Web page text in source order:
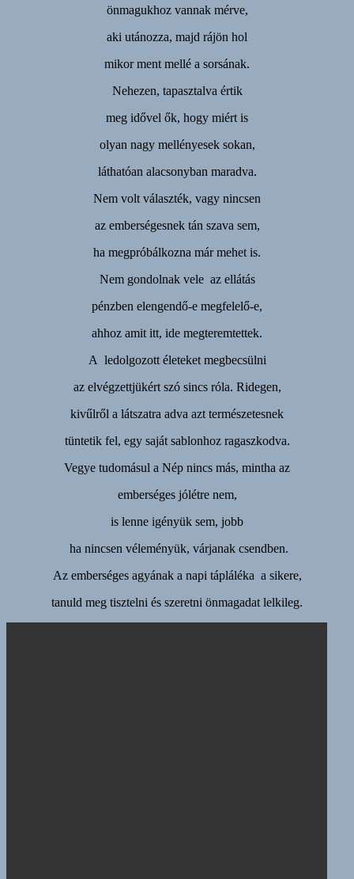
önmagukhoz vannak mérve,
aki utánozza, majd rájön hol
mikor ment mellé a sorsának.
Nehezen, tapasztalva értik
meg idővel ők, hogy miért is
olyan nagy mellényesek sokan,
láthatóan alacsonyban maradva.
Nem volt választék, vagy nincsen
az emberségesnek tán szava sem,
ha megpróbálkozna már mehet is.
Nem gondolnak vele az ellátás
pénzben elengendő-e megfelelő-e,
ahhoz amit itt, ide megteremtettek.
A ledolgozott életeket megbecsülni
az elvégzettjükért szó sincs róla. Ridegen,
kivűlről a látszatra adva azt természetesnek
tüntetik fel, egy saját sablonhoz ragaszkodva.
Vegye tudomásul a Nép nincs más, mintha az
emberséges jólétre nem,
is lenne igényük sem, jobb
ha nincsen véleményük, várjanak csendben.
Az emberséges agyának a napi tápláléka a sikere,
tanuld meg tisztelni és szeretni önmagadat lelkileg.